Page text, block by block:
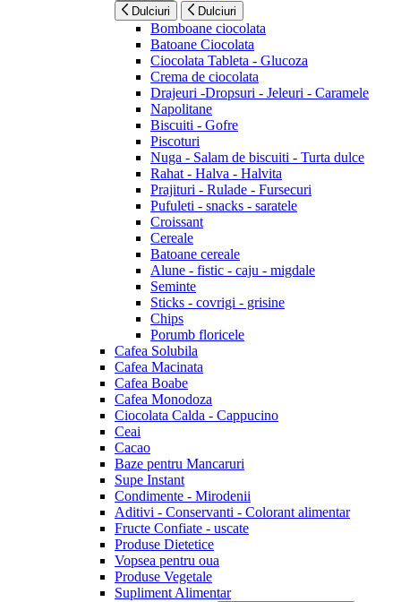
Dulciuri Dulciuri
Bomboane ciocolata
Batoane Ciocolata
Ciocolata Tableta - Glucoza
Crema de ciocolata
Drajeuri -Dropsuri - Jeleuri - Caramele
Napolitane
Biscuiti - Gofre
Piscoturi
Nuga - Salam de biscuiti - Turta dulce
Rahat - Halva - Halvita
Prajituri - Rulade - Fursecuri
Pufuleti - snacks - saratele
Croissant
Cereale
Batoane cereale
Alune - fistic - caju - migdale
Seminte
Sticks - covrigi - grisine
Chips
Porumb floricele
Cafea Solubila
Cafea Macinata
Cafea Boabe
Cafea Monodoza
Ciocolata Calda - Cappucino
Ceai
Cacao
Baze pentru Mancaruri
Supe Instant
Condimente - Mirodenii
Aditivi - Conservanti - Colorant alimentar
Fructe Confiate - uscate
Produse Dietetice
Vopsea pentru oua
Produse Vegetale
Supliment Alimentar